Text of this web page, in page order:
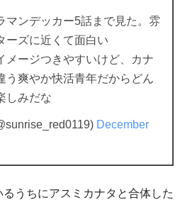
マンデッカー5話まで見た。雰
ーズに近くて面白い
メージつきやすいけど、カナ
う爽やか快活青年だからどん
しみだな
December
うちにアスミカナタと合体した